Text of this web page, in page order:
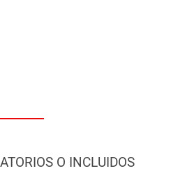
O INCLUIDOS